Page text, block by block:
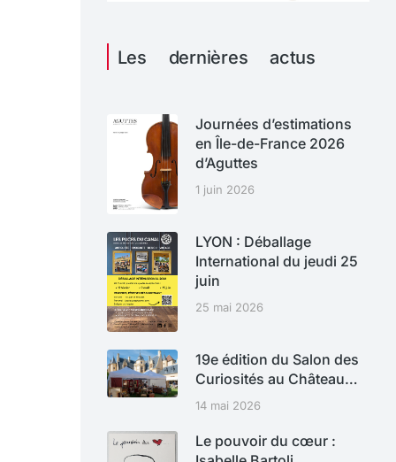
Les dernières actus
Journées d’estimations
en Île-de-France 2026
d’Aguttes
1 juin 2026
LYON : Déballage
International du jeudi 25
juin
25 mai 2026
19e édition du Salon des
Curiosités au Château…
14 mai 2026
Le pouvoir du cœur :